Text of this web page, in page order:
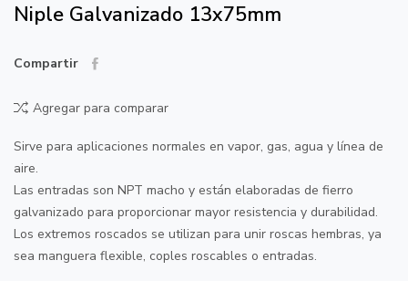
Niple Galvanizado 13x75mm
Compartir
Agregar para comparar
Sirve para aplicaciones normales en vapor, gas, agua y línea de
aire.
Las entradas son NPT macho y están elaboradas de fierro
galvanizado para proporcionar mayor resistencia y durabilidad.
Los extremos roscados se utilizan para unir roscas hembras, ya
sea manguera flexible, coples roscables o entradas.